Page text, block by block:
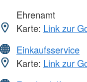
Ehrenamt
Karte: Link zur
Einkaufsservice
Karte: Link zur